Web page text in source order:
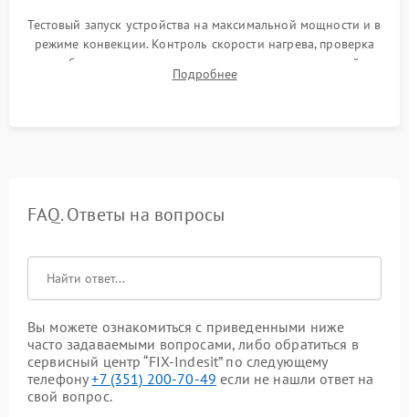
Тестовый запуск устройства на максимальной мощности и в
режиме конвекции. Контроль скорости нагрева, проверка
срабатывания термостата при достижении заданной
температуры и тест на отсутствие утечек тока.
Подробнее
FAQ. Ответы на вопросы
Вы можете ознакомиться с приведенными ниже
часто задаваемыми вопросами, либо обратиться в
сервисный центр “FIX-Indesit” по следующему
телефону+7 (351) 200-70-49 если не нашли ответ на
свой вопрос.